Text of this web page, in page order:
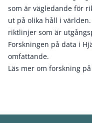
som är vägledande för
ut på olika håll i
riktlinjer som är
Forskningen på data i
omfattande.
Läs mer om forskning